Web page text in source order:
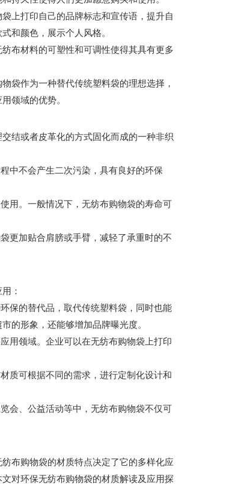
上打印自己的品牌标志和宣传语，提升自
和颜色，展示个人风格。
布材料的可塑性和可调性使得其具有更多
袋作为一种替代传统塑料袋的理想选择，
领域的优势。
结或者皮革化的方式固化而成的一种非织
中不会产生二次污染，具有良好的环保
用。一般情况下，无纺布购物袋的寿命可
更加贴合肩膀或手臂，减轻了承重时的不
：
保的替代品，取代传统塑料袋，同时也能
的形象，还能够增加品牌曝光度。
用领域。企业可以在无纺布购物袋上打印
质可根据不同的需求，进行定制化设计和
会、公益活动等中，无纺布购物袋不仅可
布购物袋的材质特点决定了它的多样化应
对环保无纺布购物袋的材质解读及应用探